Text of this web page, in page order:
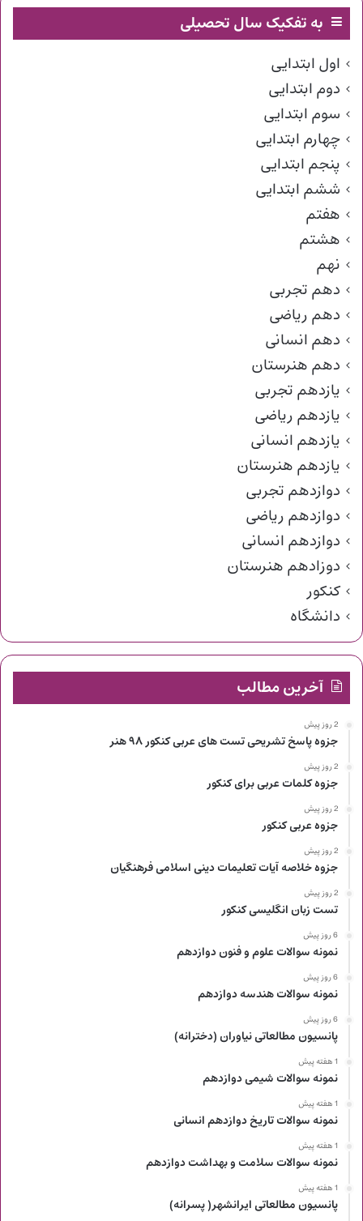
به تفکیک سال تحصیلی
اول ابتدایی
دوم ابتدایی
سوم ابتدایی
چهارم ابتدایی
پنجم ابتدایی
ششم ابتدایی
هفتم
هشتم
نهم
دهم تجربی
دهم ریاضی
دهم انسانی
دهم هنرستان
یازدهم تجربی
یازدهم ریاضی
یازدهم انسانی
یازدهم هنرستان
دوازدهم تجربی
دوازدهم ریاضی
دوازدهم انسانی
دوزادهم هنرستان
کنکور
دانشگاه
آخرین مطالب
2 روز پیش
جزوه پاسخ تشریحی تست های عربی کنکور ۹۸ هنر
2 روز پیش
جزوه کلمات عربی برای کنکور
2 روز پیش
جزوه عربی کنکور
2 روز پیش
جزوه خلاصه آیات تعلیمات دینی اسلامی فرهنگیان
2 روز پیش
تست زبان انگلیسی کنکور
6 روز پیش
نمونه سوالات علوم و فنون دوازدهم
6 روز پیش
نمونه سوالات هندسه دوازدهم
6 روز پیش
پانسیون مطالعاتی نیاوران (دخترانه)
1 هفته پیش
نمونه سوالات شیمی دوازدهم
1 هفته پیش
نمونه سوالات تاریخ دوازدهم انسانی
1 هفته پیش
نمونه سوالات سلامت و بهداشت دوازدهم
1 هفته پیش
پانسیون مطالعاتی ایرانشهر( پسرانه)